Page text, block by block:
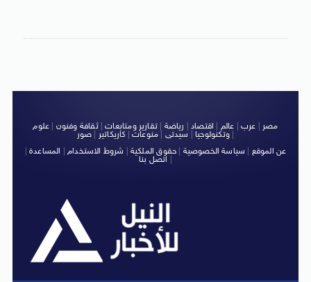
مصر عرب عالم اقتصاد رياضة |تقارير ومتابعات|ثقافة وفنون
علوم
وتكنولوجيا| سيدتى منوعات كاريكاتير صور
|
عن الموقع
سياسة الخصوصية حقوق الملكية شروط الاستخدام| المساعدة|
اتصل بنا